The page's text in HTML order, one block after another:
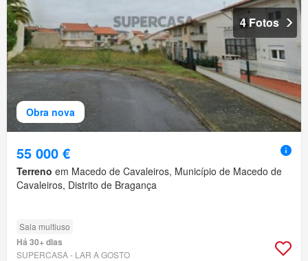
Obra nova
4 Fotos
55 000 €
Terreno em Macedo de Cavaleiros, Município de Macedo de
Cavaleiros, Distrito de Bragança
Sala multiuso
Há 30+ dias
SUPERCASA - LAR A GOSTO